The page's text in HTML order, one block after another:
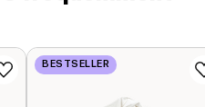
BESTSELLER